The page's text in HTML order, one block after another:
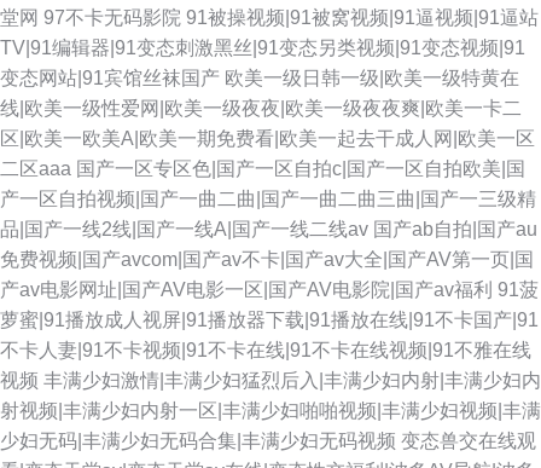
堂网 97不卡无码影院 91被操视频|91被窝视频|91逼视频|91逼站
TV|91编辑器|91变态刺激黑丝|91变态另类视频|91变态视频|91
变态网站|91宾馆丝袜国产 欧美一级日韩一级|欧美一级特黄在
线|欧美一级性爱网|欧美一级夜夜|欧美一级夜夜爽|欧美一卡二
区|欧美一欧美A|欧美一期免费看|欧美一起去干成人网|欧美一区
二区aaa 国产一区专区色|国产一区自拍c|国产一区自拍欧美|国
产一区自拍视频|国产一曲二曲|国产一曲二曲三曲|国产一三级精
品|国产一线2线|国产一线A|国产一线二线av 国产ab自拍|国产au
免费视频|国产avcom|国产av不卡|国产av大全|国产AV第一页|国
产av电影网址|国产AV电影一区|国产AV电影院|国产av福利 91菠
萝蜜|91播放成人视屏|91播放器下载|91播放在线|91不卡国产|91
不卡人妻|91不卡视频|91不卡在线|91不卡在线视频|91不雅在线
视频 丰满少妇激情|丰满少妇猛烈后入|丰满少妇内射|丰满少妇内
射视频|丰满少妇内射一区|丰满少妇啪啪视频|丰满少妇视频|丰满
少妇无码|丰满少妇无码合集|丰满少妇无码视频 变态兽交在线观